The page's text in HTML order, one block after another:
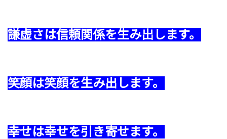
謙虚さは信頼関係を生み出します。
笑顔は笑顔を生み出します。
幸せは幸せを引き寄せます。